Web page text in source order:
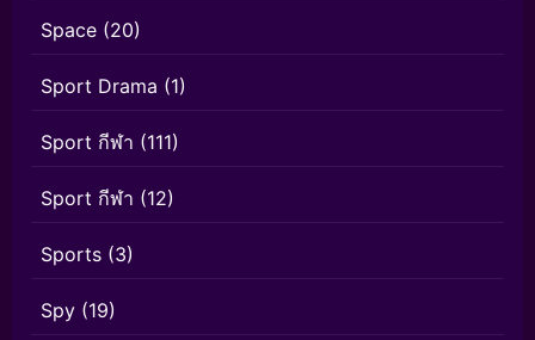
Space (20)
Sport Drama (1)
Sport กีฬา (111)
Sport กีฬา (12)
Sports (3)
Spy (19)